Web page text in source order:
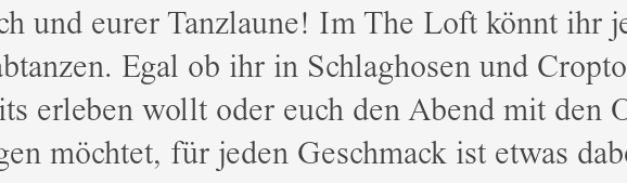
und eurer Tanzlaune! Im The Loft könnt ihr
Egal ob ihr in Schlaghosen und
erleben wollt oder euch den Abend mit den
möchtet, für jeden Geschmack ist etwas